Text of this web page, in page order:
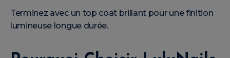
Terminez avec un top coat brillant pour une finition
lumineuse longue durée.